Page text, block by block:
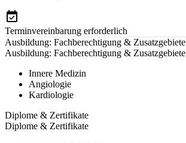
Terminvereinbarung erforderlich
Ausbildung: Fachberechtigung & Zusatzgebiete
Ausbildung: Fachberechtigung & Zusatzgebiete
Innere Medizin
Angiologie
Kardiologie
Diplome & Zertifikate
Diplome & Zertifikate